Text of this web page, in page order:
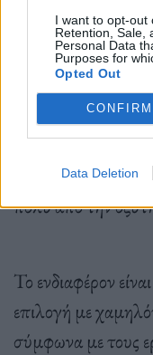
I want to opt-out
Retention, Sale,
Personal Data
Purposes for
Opted Out
CONFIRM
Data Deletion
Ο Rao δήλωσε ότι
έναντι ενός
σας, καθώς ο
τον δεύτερο. “Η
των σκούρων
πολύ από την
Το ενδιαφέρον
επιλογή με
σύμφωνα με τους